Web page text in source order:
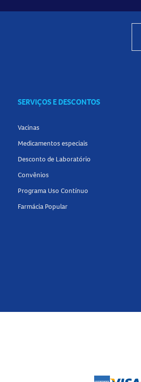
SERVIÇOS E DESCONTOS
Vacinas
Medicamentos especiais
Desconto de Laboratório
Convênios
Programa Uso Contínuo
Farmácia Popular